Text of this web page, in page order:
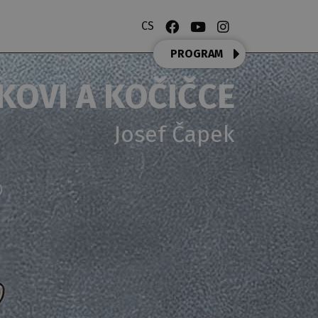
CS
PROGRAM
A KOČIČCE
Josef Čapek